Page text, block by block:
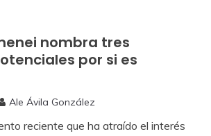
nombra tres
por si es
Ale Ávila González
reciente que ha atraído el interés